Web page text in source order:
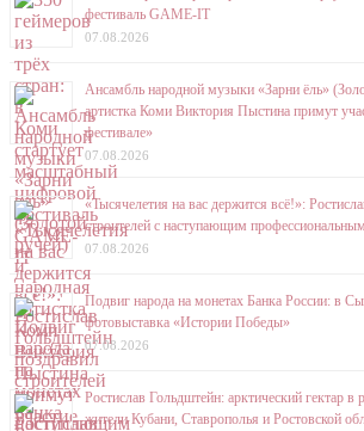
фестиваль GAME-IT
07.08.2026
Ансамбль народной музыки «Зарни ёль»
артистка Коми Виктория Пыстина примут
фестивале»
07.08.2026
«Тысячелетия на вас держится всё!»:
строителей с наступающим
07.08.2026
Подвиг народа на монетах Банка России: в
фотовыставка «Истории Победы»
07.08.2026
Ростислав Гольдштейн: арктический гектар
жители Кубани, Ставрополья и Ростовской